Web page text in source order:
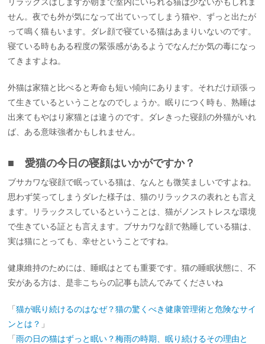
せん。夜でも外が気になって出ていってしまう猫や、ずっと出たが
って鳴く猫もいます。ダレ顔で寝ている猫はあまりいないのです。
寝ている時もある程度の緊張感があるようでなんだか気の毒になっ
てきますよね。
外猫は家猫と比べると寿命も短い傾向にあります。それだけ頑張っ
て生きているということなのでしょうか。眠りにつく時も、熟睡は
出来てもやはり家猫とは違うのです。ダレきった寝顔の外猫がいれ
ば、ある意味強者かもしれません。
■ 愛猫の今日の寝顔はいかがですか？
ブサカワな寝顔で眠っている猫は、なんとも微笑ましいですよね。
思わず笑ってしまうダレた様子は、猫のリラックスの表れとも言え
ます。リラックスしているということは、猫がノンストレスな環境
で生きている証とも言えます。ブサカワな顔で熟睡している猫は、
実は猫にとっても、幸せということですね。
健康維持のためには、睡眠はとても重要です。猫の睡眠状態に、不
安がある方は、是非こちらの記事も読んでみてくださいね
「猫が眠り続けるのはなぜ？猫の驚くべき健康管理術と危険なサイ
ンとは？ 」
「雨の日の猫はずっと眠い？梅雨の時期、眠り続けるその理由と